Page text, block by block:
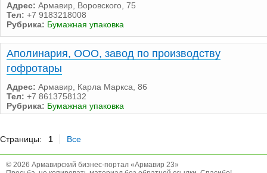
Адрес: Армавир, Воровского, 75
Тел: +7 9183218008
Рубрика: Бумажная упаковка
Аполинария, ООО, завод по производству
гофротары
Адрес: Армавир, Карла Маркса, 86
Тел: +7 8613758132
Рубрика: Бумажная упаковка
Страницы: 1 Все
© 2026 Армавирский бизнес-портал «Армавир 23»